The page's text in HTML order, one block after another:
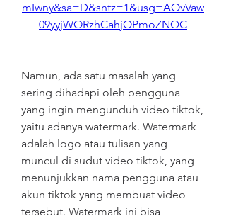
mIwny&sa=D&sntz=1&usg=AOvVaw
09yyjWORzhCahjOPmoZNQC
Namun, ada satu masalah yang
sering dihadapi oleh pengguna
yang ingin mengunduh video tiktok,
yaitu adanya watermark. Watermark
adalah logo atau tulisan yang
muncul di sudut video tiktok, yang
menunjukkan nama pengguna atau
akun tiktok yang membuat video
tersebut. Watermark ini bisa